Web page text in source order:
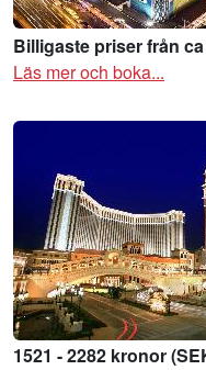
Billigaste priser från
Läs mer och boka...
1521 - 2282 kronor